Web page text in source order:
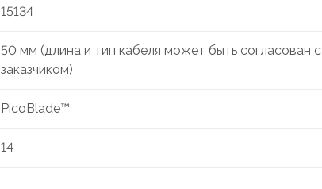
15134
50 мм (длина и тип кабеля может быть согласован с
заказчиком)
PicoBlade™
14